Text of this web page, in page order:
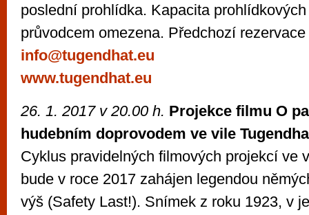
poslední prohlídka. Kapacita
průvodcem omezena. Předchozí
info@tugendhat.eu
www.tugendhat.eu
26. 1. 2017 v 20.00 h. Projekce filmu O
hudebním doprovodem ve vile
Cyklus pravidelných filmových projekcí ve
bude v roce 2017 zahájen legendou
výš (Safety Last!). Snímek z roku 1923, v